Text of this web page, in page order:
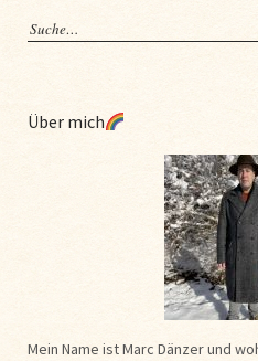
Über mich
Mein Name ist Marc Dänzer und